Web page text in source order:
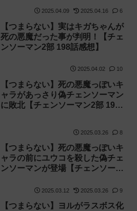
2025.04.09 2025.04.16 6
【つまらない】実はキガちゃんが
死の悪魔だった事が判明！【チェ
ンソーマン2部 198話感想】
2025.04.02 10
【つまらない】死の悪魔っぽいキ
ャラがあっさり偽チェンソーマン
に敗北【チェンソーマン2部 197
2025.03.26 8
【つまらない】死の悪魔っぽいキ
ャラの前にユウコを殺した偽チェ
ンソーマンが登場【チェンソーマ
2025.03.12 2025.03.26 9
【つまらない】ヨルがラスボス化